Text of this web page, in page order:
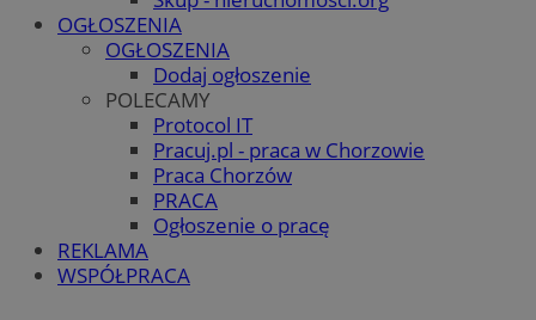
OGŁOSZENIA
OGŁOSZENIA
Dodaj ogłoszenie
POLECAMY
Protocol IT
Pracuj.pl - praca w Chorzowie
Praca Chorzów
PRACA
Ogłoszenie o pracę
REKLAMA
WSPÓŁPRACA